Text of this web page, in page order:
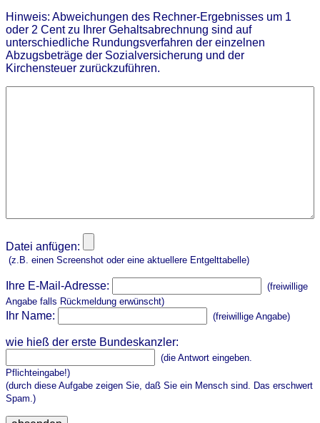
Hinweis: Abweichungen des Rechner-Ergebnisses um 1
oder 2 Cent zu Ihrer Gehaltsabrechnung sind auf
unterschiedliche Rundungsverfahren der einzelnen
Abzugsbeträge der Sozialversicherung und der
Kirchensteuer zurückzuführen.
Datei anfügen:
(z.B. einen Screenshot oder eine aktuellere Entgelttabelle)
Ihre E-Mail-Adresse:
(freiwillige
Angabe falls Rückmeldung erwünscht)
Ihr Name: (freiwillige Angabe)
wie hieß der erste Bundeskanzler:
(die Antwort eingeben.
Pflichteingabe!)
(durch diese Aufgabe zeigen Sie, daß Sie ein Mensch sind. Das erschwert
Spam.)